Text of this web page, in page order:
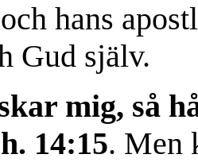
hans
Gud själv.
mig, så
14:15. Men